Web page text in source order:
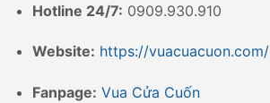
Hotline 24/7: 0909.930.910
Website: https://vuacuacuon.com/
Fanpage: Vua Cửa Cuốn